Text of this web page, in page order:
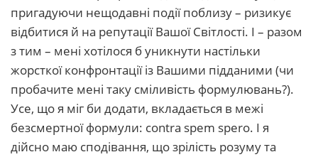
пригадуючи нещодавні події поблизу – ризикує
відбитися й на репутації Вашої Світлості. І – разом
з тим – мені хотілося б уникнути настільки
жорсткої конфронтації із Вашими підданими (чи
пробачите мені таку сміливість формулювань?).
Усе, що я міг би додати, вкладається в межі
безсмертної формули: contra spem spero. І я
дійсно маю сподівання, що зрілість розуму та